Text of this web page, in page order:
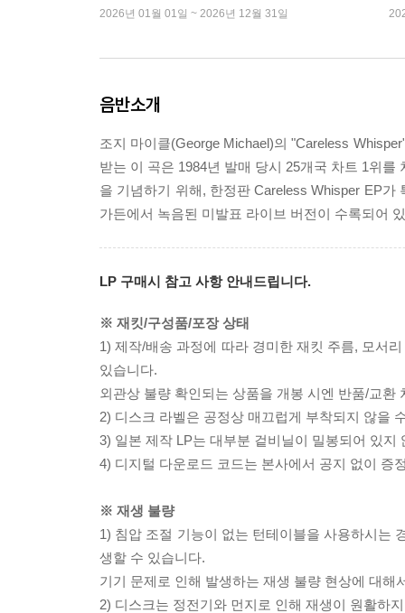
2026년 01월 01일 ~ 2026년 12월 31일
음반소개
조지 마이클(George Michael)의 "Careless
받는 이 곡은 1984년 발매 당시 25개국 차트 1위
을 기념하기 위해, 한정판 Careless Whisper EP
가든에서 녹음된 미발표 라이브 버전이 수록되어
LP 구매시 참고 사항 안내드립니다.
※ 재킷/구성품/포장 상태
1) 제작/배송 과정에 따라 경미한 재킷 주름, 모서
있습니다.
외관상 불량 확인되는 상품을 개봉 시엔 반품/교환
2) 디스크 라벨은 공정상 매끄럽게 부착되지 않을
3) 일본 제작 LP는 대부분 겉비닐이 밀봉되어 있지
4) 디지털 다운로드 코드는 본사에서 공지 없이 증
※ 재생 불량
1) 침압 조절 기능이 없는 턴테이블을 사용하시는
생할 수 있습니다.
기기 문제로 인해 발생하는 재생 불량 현상에 대
2) 디스크는 정전기와 먼지로 인해 재생이 원활하